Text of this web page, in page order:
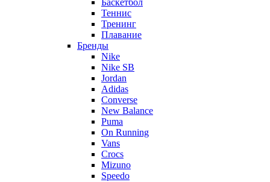
Теннис
Тренинг
Плавание
Бренды
Nike
Nike SB
Jordan
Adidas
Converse
New Balance
Puma
On Running
Vans
Crocs
Mizuno
Speedo